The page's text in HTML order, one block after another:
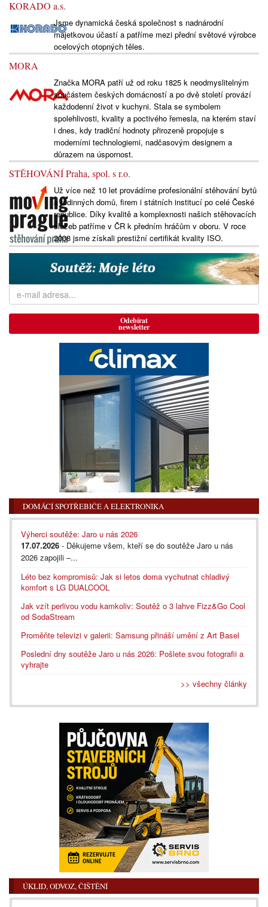
KORADO a.s.
Jsme dynamická česká společnost s nadnárodní
majetkovou účastí a patříme mezi přední světové výrobce
ocelových otopných těles.
MORA
Značka MORA patří už od roku 1825 k neodmyslitelným
součástem českých domácností a po dvě století provází
každodenní život v kuchyni. Stala se symbolem
spolehlivosti, kvality a poctivého řemesla, na kterém staví
i dnes, kdy tradiční hodnoty přirozeně propojuje s
moderními technologiemi, nadčasovým designem a
důrazem na úspornost.
STĚHOVÁNÍ Praha, spol. s r.o.
Už více než 10 let provádíme profesionální stěhování bytů
a rodinných domů, firem i státních institucí po celé České
republice. Díky kvalitě a komplexnosti našich stěhovacích
služeb patříme v ČR k předním hráčům v oboru. V roce
2008 jsme získali prestižní certifikát kvality ISO.
Odebírat
newsletter
DOMÁCÍ SPOTŘEBIČE A ELEKTRONIKA
Výherci soutěže: Jaro u nás 2026
17.07.2026 - Děkujeme všem, kteří se do soutěže Jaro u nás
2026 zapojili –...
Léto bez kompromisů: Jak si letos doma vychutnat chladivý
komfort s LG DUALCOOL
Jak vzít perlivou vodu kamkoliv: Soutěž o 3 lahve Fizz&Go Cool
od SodaStream
Proměňte televizi v galerii: Samsung přináší umění z Art Basel
Poslední dny soutěže Jaro u nás 2026: Pošlete svou fotografii a
vyhrajte
>> všechny články
ÚKLID, ODVOZ, ČIŠTĚNÍ